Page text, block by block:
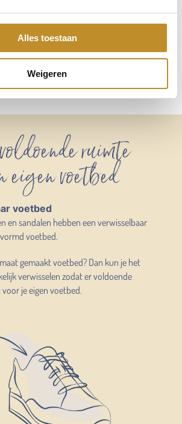
Alles toestaan
Weigeren
ruimte
eigen voetbed
voetbed
en sandalen hebben een verwisselbaar
voetbed.
gemaakt voetbed? Dan kun je het
verwisselen zodat er voldoende
je eigen voetbed.